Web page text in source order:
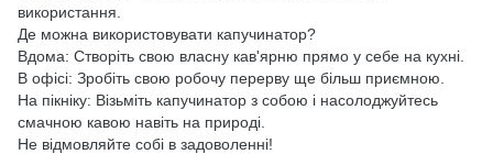
використання.
Де можна використовувати капучинатор?
Вдома: Створіть свою власну кав'ярню прямо у себе на кухні.
В офісі: Зробіть свою робочу перерву ще більш приємною.
На пікніку: Візьміть капучинатор з собою і насолоджуйтесь
смачною кавою навіть на природі.
Не відмовляйте собі в задоволенні!